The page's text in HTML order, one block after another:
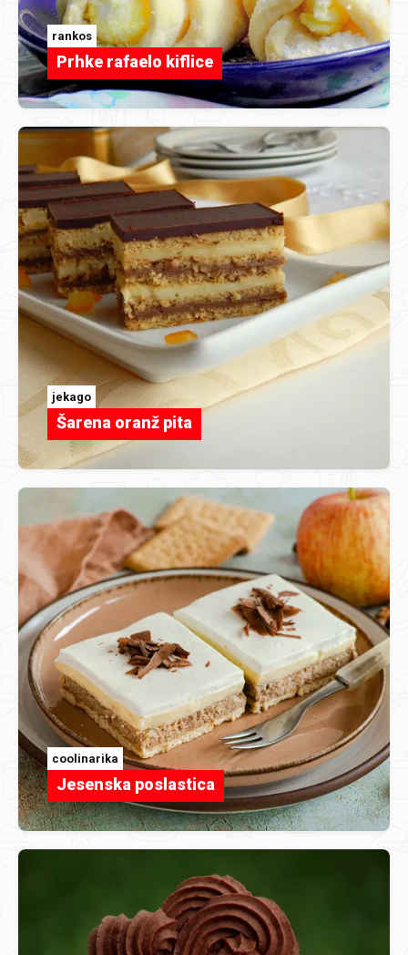
rankos
Prhke rafaelo kiflice
jekago
Šarena oranž pita
coolinarika
Jesenska poslastica